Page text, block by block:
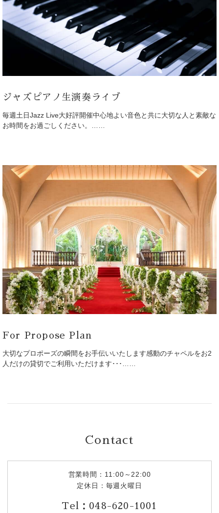
ジャズピアノ生演奏ライブ
毎週土日Jazz Live大好評開催中心地よい音色と共に大切な人と素敵な
お時間をお過ごしください。……
For Propose Plan
大切なプロポーズの瞬間をお手伝いいたします感動のチャペルをお2
人だけの貸切でご利用いただけます･･･……
Contact
営業時間：11:00～22:00
定休日：毎週火曜日
Tel：048-620-1001